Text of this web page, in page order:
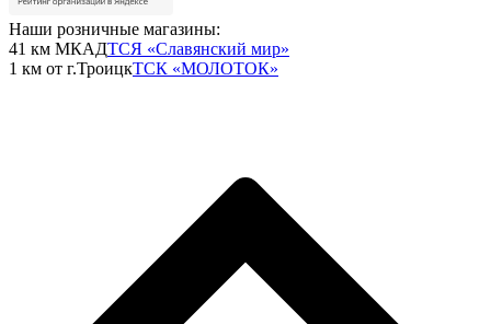
Наши розничные магазины:
41 км МКАДТСЯ «Славянский мир»
1 км от г.ТроицкТСК «МОЛОТОК»